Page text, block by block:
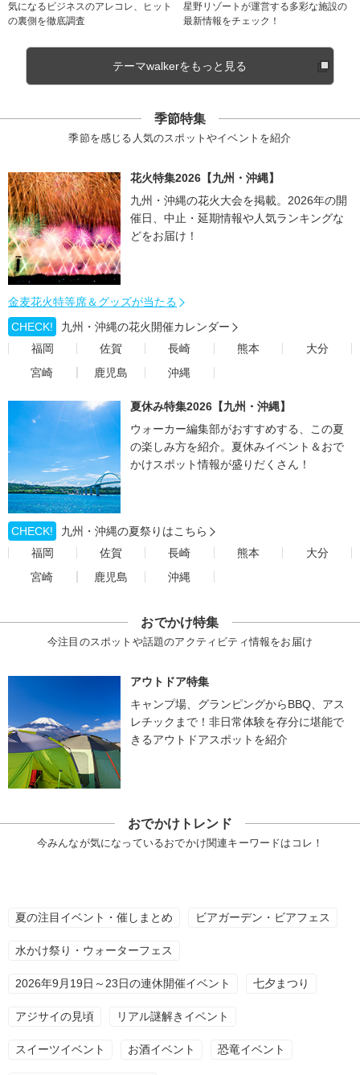
気になるビジネスのアレコレ、ヒット
の裏側を徹底調査
星野リゾートが運営する多彩な施設の
最新情報をチェック！
テーマwalkerをもっと見る
季節特集
季節を感じる人気のスポットやイベントを紹介
花火特集2026【九州・沖縄】
九州・沖縄の花火大会を掲載。2026年の開
催日、中止・延期情報や人気ランキングな
どをお届け！
金麦花火特等席＆グッズが当たる
CHECK!
九州・沖縄の花火開催カレンダー
福岡
佐賀 長崎 熊本
大分
宮崎
鹿児島 沖縄
夏休み特集2026【九州・沖縄】
ウォーカー編集部がおすすめする、この夏
の楽しみ方を紹介。夏休みイベント＆おで
かけスポット情報が盛りだくさん！
CHECK!
九州・沖縄の夏祭りはこちら
福岡
佐賀 長崎 熊本
大分
宮崎
鹿児島 沖縄
おでかけ特集
今注目のスポットや話題のアクティビティ情報をお届け
アウトドア特集
キャンプ場、グランピングからBBQ、アス
レチックまで！非日常体験を存分に堪能で
きるアウトドアスポットを紹介
おでかけトレンド
今みんなが気になっているおでかけ関連キーワードはコレ！
夏の注目イベント・催しまとめ ビアガーデン・ビアフェス
水かけ祭り・ウォーターフェス
2026年9月19日～23日の連休開催イベント 七夕まつり
アジサイの見頃 リアル謎解きイベント
スイーツイベント お酒イベント 恐竜イベント